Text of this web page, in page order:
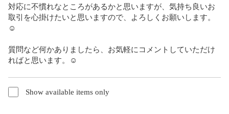
対応に不慣れなところがあるかと思いますが、気持ち良いお
取引を心掛けたいと思いますので、よろしくお願いします。
☺︎︎︎︎
質問など何かありましたら、お気軽にコメントしていただけ
ればと思います。☺︎︎︎︎
Show available items only